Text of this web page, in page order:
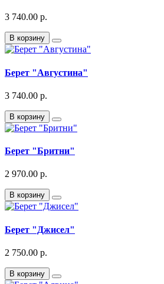
3 740.00 р.
В корзину
Берет "Августина"
3 740.00 р.
В корзину
Берет "Бритни"
2 970.00 р.
В корзину
Берет "Джисел"
2 750.00 р.
В корзину